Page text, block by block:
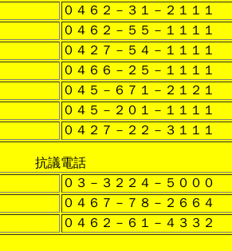
０４６２－３１－２１１１
０４６２－５５－１１１１
０４２７－５４－１１１１
０４６６－２５－１１１１
０４５－６７１－２１２１
０４５－２０１－１１１１
０４２７－２２－３１１１
抗議電話
０３－３２２４－５０００
０４６７－７８－２６６４
０４６２－６１－４３３２